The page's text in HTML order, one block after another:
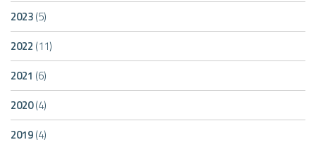
2023(5)
2022 (11)
2021 (6)
2020(4)
2019(4)